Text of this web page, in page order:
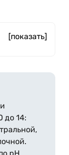
[показать]
до 14: